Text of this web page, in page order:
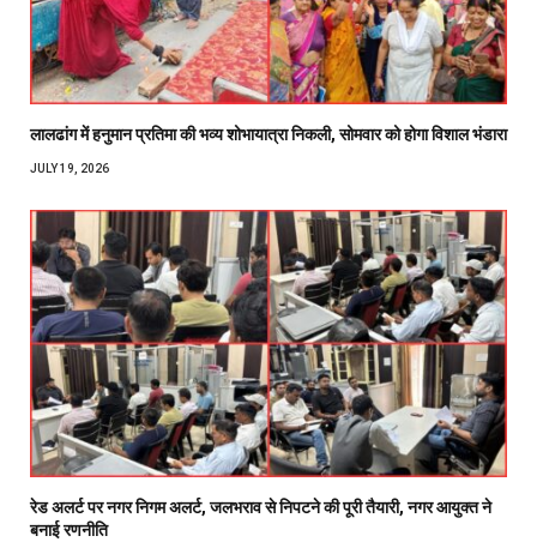
लालढांग में हनुमान प्रतिमा की भव्य शोभायात्रा निकली, सोमवार को होगा विशाल भंडारा
JULY 19, 2026
रेड अलर्ट पर नगर निगम अलर्ट, जलभराव से निपटने की पूरी तैयारी, नगर आयुक्त ने
बनाई रणनीति